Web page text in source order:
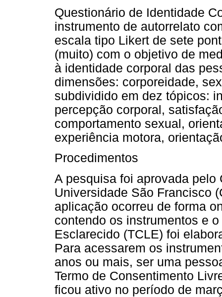
Questionário de Identidade
instrumento de autorrelato
escala tipo Likert de sete
(muito) com o objetivo de
à identidade corporal das
dimensões: corporeidade,
subdividido em dez tópicos:
percepção corporal,
comportamento sexual,
experiência motora,
Procedimentos
A pesquisa foi aprovada
Universidade São Francisco
aplicação ocorreu de forma
contendo os instrumentos e
Esclarecido (TCLE) foi
Para acessarem os
anos ou mais, ser uma
Termo de Consentimento
ficou ativo no período de